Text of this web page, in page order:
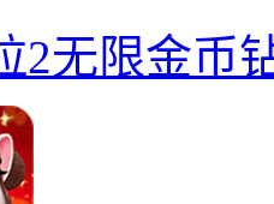
2无限金币